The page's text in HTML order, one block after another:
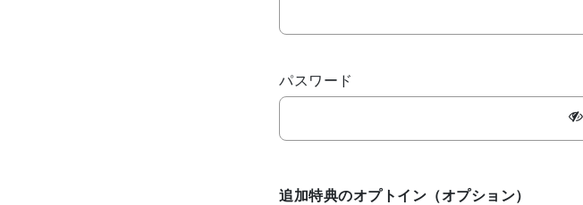
パスワード
追加特典のオプトイン（オプション）